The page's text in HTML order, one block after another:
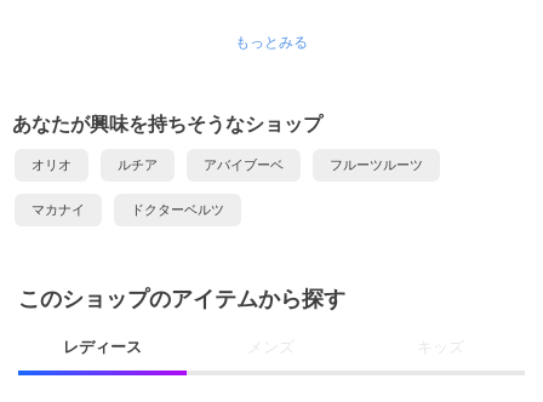
もっとみる
あなたが興味を持ちそうなショップ
オリオ ルチア アバイブーベ フルーツルーツ
マカナイ ドクターベルツ
このショップのアイテムから探す
レディース メンズ キッズ